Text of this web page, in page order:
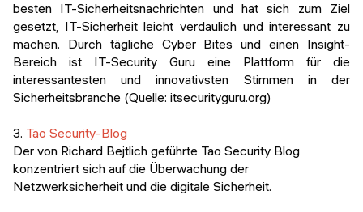
besten IT-Sicherheitsnachrichten und hat sich zum Ziel
gesetzt, IT-Sicherheit leicht verdaulich und interessant zu
machen. Durch tägliche Cyber Bites und einen Insight-
Bereich ist IT-Security Guru eine Plattform für die
interessantesten und innovativsten Stimmen in der
Sicherheitsbranche (Quelle: itsecurityguru.org)
3. Tao Security-Blog
Der von Richard Bejtlich geführte Tao Security Blog
konzentriert sich auf die Überwachung der
Netzwerksicherheit und die digitale Sicherheit.